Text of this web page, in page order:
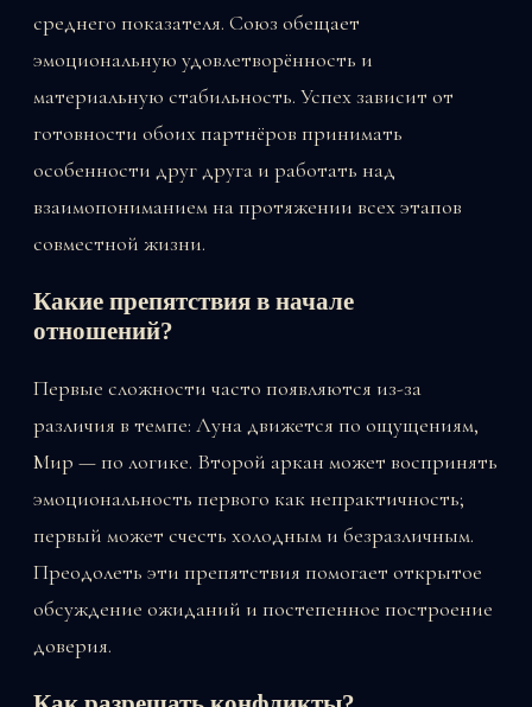
среднего показателя. Союз обещает
эмоциональную удовлетворённость и
материальную стабильность. Успех зависит от
готовности обоих партнёров принимать
особенности друг друга и работать над
взаимопониманием на протяжении всех этапов
совместной жизни.
Какие препятствия в начале
отношений?
Первые сложности часто появляются из-за
различия в темпе: Луна движется по ощущениям,
Мир — по логике. Второй аркан может воспринять
эмоциональность первого как непрактичность;
первый может счесть холодным и безразличным.
Преодолеть эти препятствия помогает открытое
обсуждение ожиданий и постепенное построение
доверия.